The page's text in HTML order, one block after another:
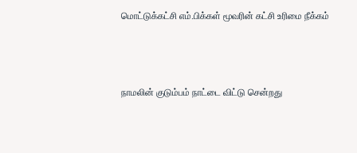
மொட்டுக்கட்சி எம்.பிக்கள் மூவரின் கட்சி உரிமை நீக்கம்
நாமலின் குடும்பம் நாட்டை விட்டு சென்றது